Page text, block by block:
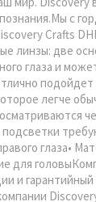
с
Crafts
линзы: две
глаза и
легче
глаза•
для
и